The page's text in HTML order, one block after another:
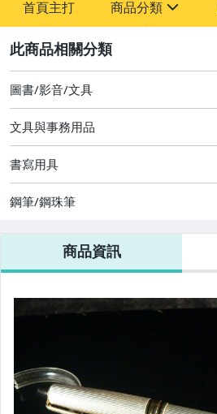
首頁主打 商品分類
其它
圖書/影音/文具
文具與事務用品
書寫用具
鋼筆/鋼珠筆
商品資訊